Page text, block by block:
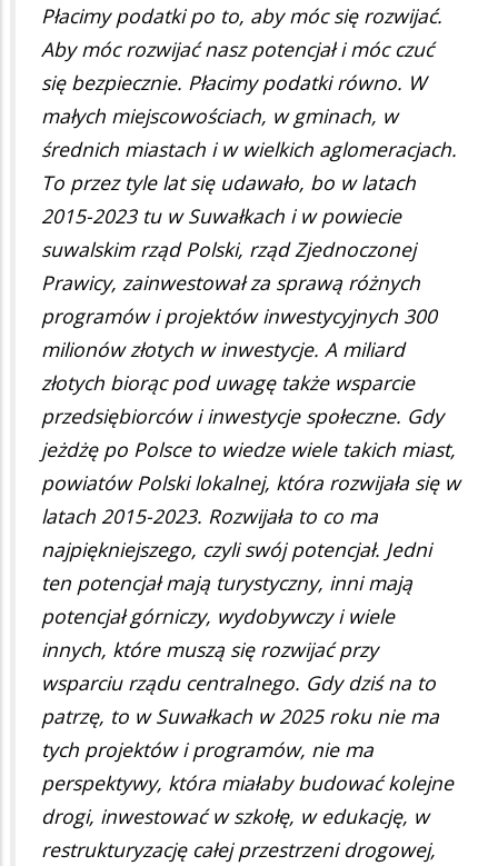
Płacimy podatki po to, aby móc się rozwijać.
Aby móc rozwijać nasz potencjał i móc czuć
się bezpiecznie. Płacimy podatki równo. W
małych miejscowościach, w gminach, w
średnich miastach i w wielkich aglomeracjach.
To przez tyle lat się udawało, bo w latach
2015-2023 tu w Suwałkach i w powiecie
suwalskim rząd Polski, rząd Zjednoczonej
Prawicy, zainwestował za sprawą różnych
programów i projektów inwestycyjnych 300
milionów złotych w inwestycje. A miliard
złotych biorąc pod uwagę także wsparcie
przedsiębiorców i inwestycje społeczne. Gdy
jeżdżę po Polsce to wiedze wiele takich miast,
powiatów Polski lokalnej, która rozwijała się w
latach 2015-2023. Rozwijała to co ma
najpiękniejszego, czyli swój potencjał. Jedni
ten potencjał mają turystyczny, inni mają
potencjał górniczy, wydobywczy i wiele
innych, które muszą się rozwijać przy
wsparciu rządu centralnego. Gdy dziś na to
patrzę, to w Suwałkach w 2025 roku nie ma
tych projektów i programów, nie ma
perspektywy, która miałaby budować kolejne
drogi, inwestować w szkołę, w edukację, w
restrukturyzację całej przestrzeni drogowej,